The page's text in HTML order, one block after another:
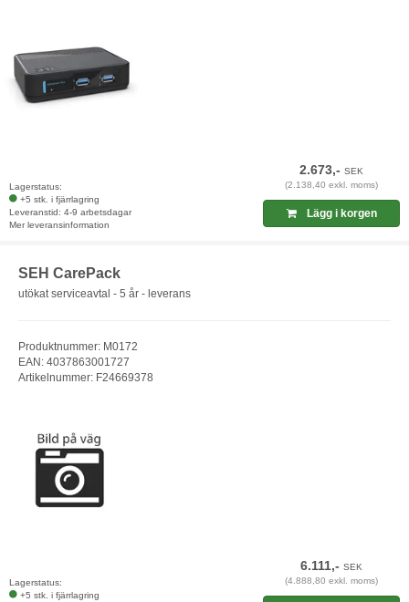
Lagerstatus:
+5 stk. i fjärrlagring
Leveranstid: 4-9 arbetsdagar
Mer leveransinformation
2.673,-SEK
(2.138,40 exkl. moms)
Lägg i korgen
SEH CarePack
utökat serviceavtal - 5 år - leverans
Produktnummer: M0172
EAN: 4037863001727
Artikelnummer: F24669378
Lagerstatus:
+5 stk. i fjärrlagring
6.111,-SEK
(4.888,80 exkl. moms)